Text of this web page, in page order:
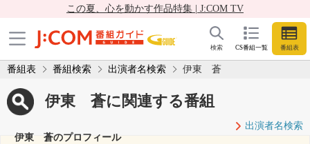
この夏、心を動かす作品特集 | J:COM TV
CS番組一覧 番組表
検索
番組表 番組検索 出演者名検索 伊東 蒼
伊東 蒼に関連する番組
出演者名検索
伊東 蒼のプロフィール